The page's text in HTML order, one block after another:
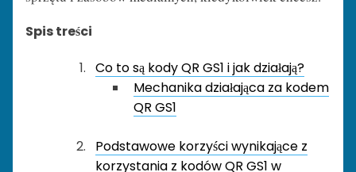
Spis treści
Co to są kody QR GS1 i jak działają?
Mechanika działająca za kodem
QR GS1
Podstawowe korzyści wynikające z
korzystania z kodów QR GS1 w